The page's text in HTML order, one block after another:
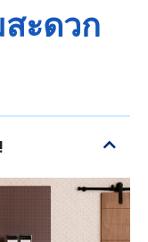
ะดวก